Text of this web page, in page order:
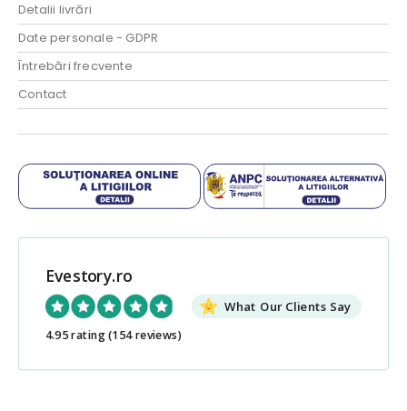
Detalii livrări
Date personale - GDPR
Întrebări frecvente
Contact
Evestory.ro
What Our Clients Say
4.95 rating(154 reviews)